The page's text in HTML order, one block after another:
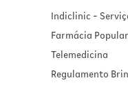
Indiclinic -
Farmácia Popular
Telemedicina
Regulamento